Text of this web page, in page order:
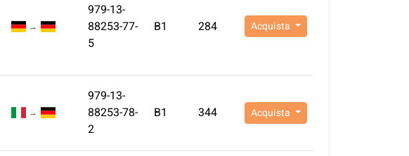
→
979-13-
88253-77-
5
B1 284 Acquista
→
979-13-
88253-78-
2
B1 344 Acquista